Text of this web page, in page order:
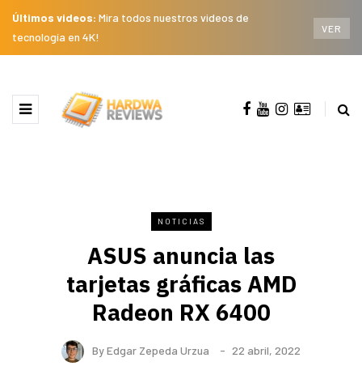
Últimos videos: Mira todos nuestros videos de
tecnología en 4K!
VER
NOTICIAS
ASUS anuncia las
tarjetas gráficas AMD
Radeon RX 6400
ByEdgar Zepeda Urzua 22 abril, 2022